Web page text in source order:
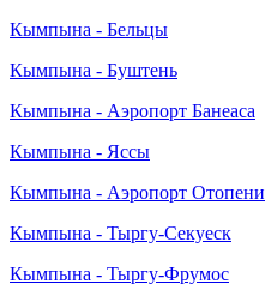
Кымпына - Бельцы
Кымпына - Буштень
Кымпына - Аэропорт Банеаса
Кымпына - Яссы
Кымпына - Аэропорт Отопени
Кымпына - Тыргу-Секуеск
Кымпына - Тыргу-Фрумос